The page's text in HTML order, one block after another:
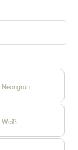
Weiß